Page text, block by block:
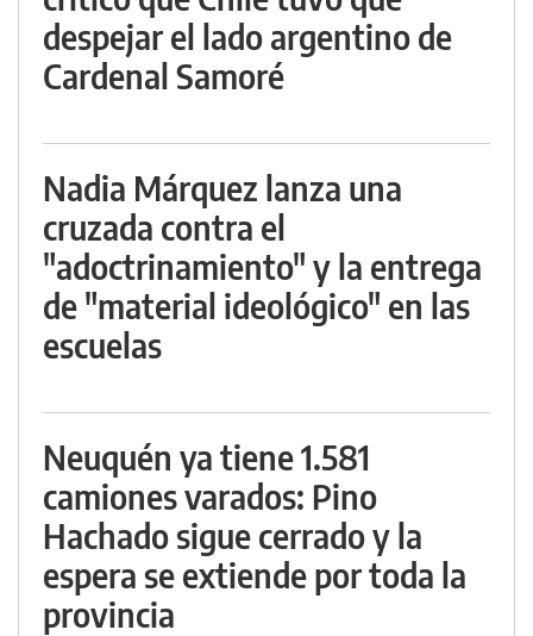
despejar el lado argentino de
Cardenal Samoré
Nadia Márquez lanza una
cruzada contra el
"adoctrinamiento" y la entrega
de "material ideológico" en las
escuelas
Neuquén ya tiene 1.581
camiones varados: Pino
Hachado sigue cerrado y la
espera se extiende por toda la
provincia